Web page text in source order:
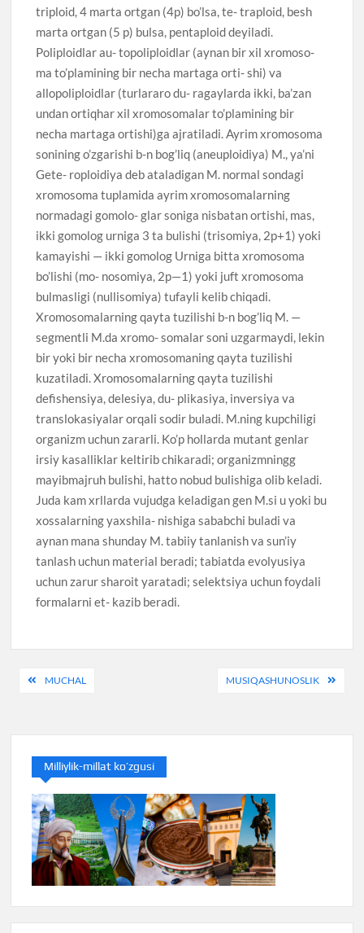
triploid, 4 marta ortgan (4p) bo’lsa, te- traploid, besh
marta ortgan (5 p) bulsa, pentaploid deyiladi.
Poliploidlar au- topoliploidlar (aynan bir xil xromoso-
ma to’plamining bir necha martaga orti- shi) va
allopoliploidlar (turlararo du- ragaylarda ikki, ba’zan
undan ortiqhar xil xromosomalar to’plamining bir
necha martaga ortishi)ga ajratiladi. Ayrim xromosoma
sonining o’zgarishi b-n bog’liq (aneuploidiya) M., ya’ni
Gete- roploidiya deb ataladigan M. normal sondagi
xromosoma tuplamida ayrim xromosomalarning
normadagi gomolo- glar soniga nisbatan ortishi, mas,
ikki gomolog urniga 3 ta bulishi (trisomiya, 2p+1) yoki
kamayishi — ikki gomolog Urniga bitta xromosoma
bo’lishi (mo- nosomiya, 2p—1) yoki juft xromosoma
bulmasligi (nullisomiya) tufayli kelib chiqadi.
Xromosomalarning qayta tuzilishi b-n bog’liq M. —
segmentli M.da xromo- somalar soni uzgarmaydi, lekin
bir yoki bir necha xromosomaning qayta tuzilishi
kuzatiladi. Xromosomalarning qayta tuzilishi
defishensiya, delesiya, du- plikasiya, inversiya va
translokasiyalar orqali sodir buladi. M.ning kupchiligi
organizm uchun zararli. Ko’p hollarda mutant genlar
irsiy kasalliklar keltirib chikaradi; organizmningg
mayibmajruh bulishi, hatto nobud bulishiga olib keladi.
Juda kam xrllarda vujudga keladigan gen M.si u yoki bu
xossalarning yaxshila- nishiga sababchi buladi va
aynan mana shunday M. tabiiy tanlanish va sun’iy
tanlash uchun material beradi; tabiatda evolyusiya
uchun zarur sharoit yaratadi; selektsiya uchun foydali
formalarni et- kazib beradi.
PostMUCHAL MUSIQASHUNOSLIK
Milliylik-millat ko’zgusi